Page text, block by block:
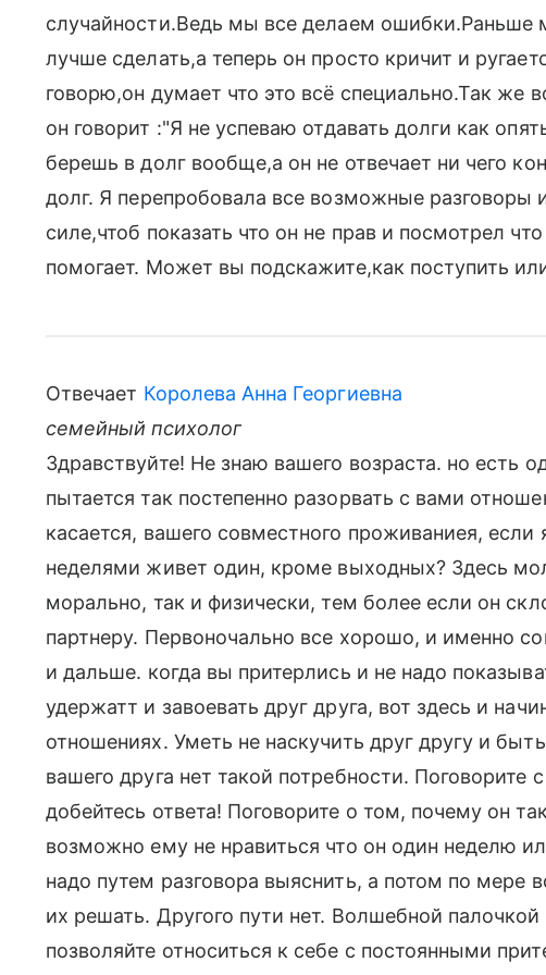
случайности.Ведь мы все делаем ошибки.Раньше
лучше сделать,а теперь он просто кричит и
говорю,он думает что это всё специально.Так же
он говорит :"Я не успеваю отдавать долги как
берешь в долг вообще,а он не отвечает ни чего
долг. Я перепробовала все возможные разговоры
силе,чтоб показать что он не прав и посмотрел
помогает. Может вы подскажите,как поступить
Отвечает Королева Анна Георгиевна
семейный психолог
Здравствуйте! Не знаю вашего возраста. но есть
пытается так постепенно разорвать с вами
касается, вашего совместного проживаниея, если
неделями живет один, кроме выходных? Здесь
морально, так и физически, тем более если он
партнеру. Первоночально все хорошо, и именно
и дальше. когда вы притерлись и не надо
удержатт и завоевать друг друга, вот здесь и
отношениях. Уметь не наскучить друг другу и
вашего друга нет такой потребности. Поговорите
добейтесь ответа! Поговорите о том, почему он
возможно ему не нравиться что он один неделю
надо путем разговора выяснить, а потом по
их решать. Другого пути нет. Волшебной
позволяйте относиться к себе с постоянными